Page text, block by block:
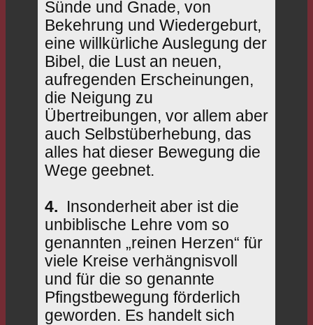
Sünde und Gnade, von
Bekehrung und Wiedergeburt,
eine willkürliche Auslegung der
Bibel, die Lust an neuen,
aufregenden Erscheinungen,
die Neigung zu
Übertreibungen, vor allem aber
auch Selbstüberhebung, das
alles hat dieser Bewegung die
Wege geebnet.
4. Insonderheit aber ist die
unbiblische Lehre vom so
genannten „reinen Herzen“ für
viele Kreise verhängnisvoll
und für die so genannte
Pfingstbewegung förderlich
geworden. Es handelt sich